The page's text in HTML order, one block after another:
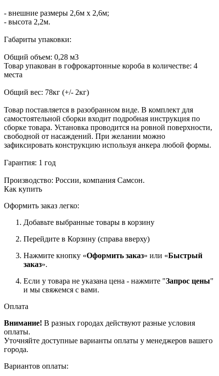
- внешние размеры 2,6м х 2,6м;
- высота 2,2м.
Габариты упаковки:
Общий объем: 0,28 м3
Товар упакован в гофрокартонные короба в количестве: 4
места
Общий вес: 78кг (+/- 2кг)
Товар поставляется в разобранном виде. В комплект для
самостоятельной сборки входит подробная инструкция по
сборке товара. Установка проводится на ровной поверхности,
свободной от насаждений. При желании можно
зафиксировать конструкцию используя анкера любой формы.
Гарантия: 1 год
Производство: России, компания Самсон.
Как купить
Оформить заказ легко:
Добавьте выбранные товары в корзину
Перейдите в Корзину (справа вверху)
Нажмите кнопку «Оформить заказ» или «Быстрый
заказ».
Если у товара не указана цена - нажмите "Запрос цены"
и мы свяжемся с вами.
Оплата
Внимание! В разных городах действуют разные условия
оплаты.
Уточняйте доступные варианты оплаты у менеджеров вашего
города.
Вариантов оплаты: